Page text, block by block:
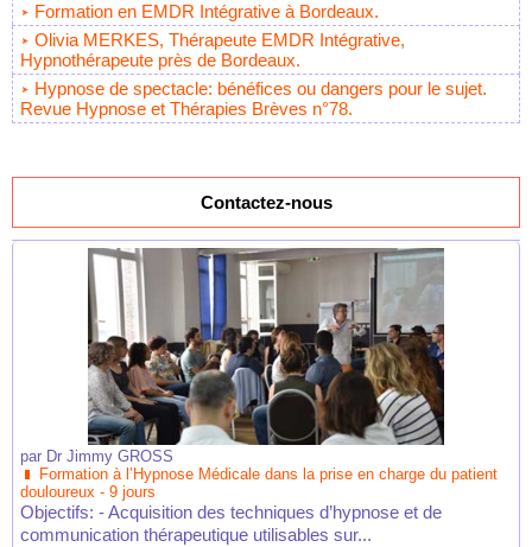
Formation en EMDR Intégrative à Bordeaux.
Olivia MERKES, Thérapeute EMDR Intégrative,
Hypnothérapeute près de Bordeaux.
Hypnose de spectacle: bénéfices ou dangers pour le sujet.
Revue Hypnose et Thérapies Brèves n°78.
Contactez-nous
par Dr Jimmy GROSS
Formation à l’Hypnose Médicale dans la prise en charge du patient
douloureux - 9 jours
Objectifs: - Acquisition des techniques d’hypnose et de
communication thérapeutique utilisables sur...